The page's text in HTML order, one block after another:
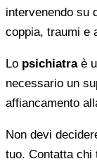
intervenendo su
coppia, traumi e
Lo psichiatraè
necessario un
affiancamento
Non devi
tuo. Contatta chi